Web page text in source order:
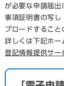
が必要な申請届出
事項証明書の写し
プロードすること
詳しくは下記ホー
登記情報提供サー